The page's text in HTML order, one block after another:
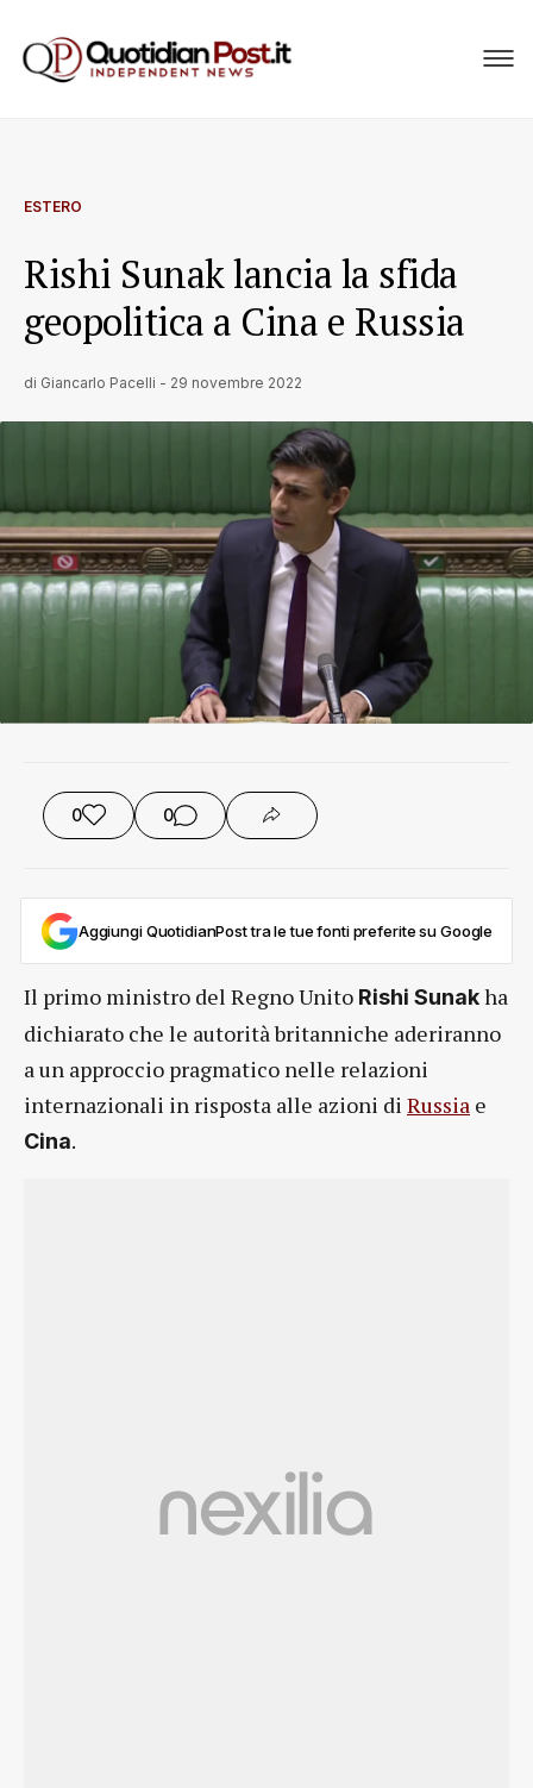
ESTERO
Rishi Sunak lancia la sfida
geopolitica a Cina e Russia
di Giancarlo Pacelli - 29 novembre 2022
0 0
Aggiungi QuotidianPost tra le tue fonti preferite su Google
Il primo ministro del Regno Unito Rishi Sunakha
dichiarato che le autorità britanniche aderiranno
a un approccio pragmatico nelle relazioni
internazionali in risposta alle azioni di Russia e
Cina.